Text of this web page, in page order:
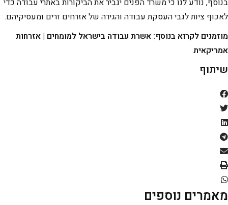
לאכוף ציות לגבי העסקת עבודה והגירה של אזרחים זרים ומעסיקיהם.
מוזמנים לקרוא בנוסף: אשרת עבודה בישראל למומחים | אזרחות
אמריקאית
שיתוף
מאמרים נוספים